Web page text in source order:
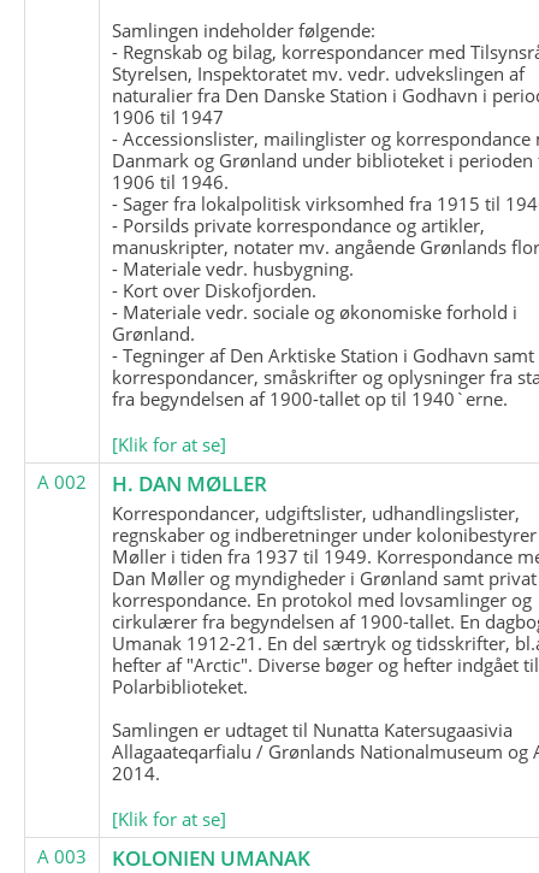
Samlingen indeholder følgende:
- Regnskab og bilag, korrespondancer med
Styrelsen, Inspektoratet mv. vedr. udvekslingen af
naturalier fra Den Danske Station i Godhavn i
1906 til 1947
- Accessionslister, mailinglister og korrespondance
Danmark og Grønland under biblioteket i perioden
1906 til 1946.
- Sager fra lokalpolitisk virksomhed fra 1915 til
- Porsilds private korrespondance og artikler,
manuskripter, notater mv. angående Grønlands
- Materiale vedr. husbygning.
- Kort over Diskofjorden.
- Materiale vedr. sociale og økonomiske forhold i
Grønland.
- Tegninger af Den Arktiske Station i Godhavn
korrespondancer, småskrifter og oplysninger fra
fra begyndelsen af 1900-tallet op til 1940`erne.
[Klik for at se]
A 002
H. DAN MØLLER
Korrespondancer, udgiftslister, udhandlingslister,
regnskaber og indberetninger under
Møller i tiden fra 1937 til 1949. Korrespondance
Dan Møller og myndigheder i Grønland samt privat
korrespondance. En protokol med lovsamlinger og
cirkulærer fra begyndelsen af 1900-tallet. En
Umanak 1912-21. En del særtryk og tidsskrifter,
hefter af "Arctic". Diverse bøger og hefter indgået til
Polarbiblioteket.
Samlingen er udtaget til Nunatta Katersugaasivia
Allagaateqarfialu / Grønlands Nationalmuseum og
2014.
[Klik for at se]
A 003
KOLONIEN UMANAK